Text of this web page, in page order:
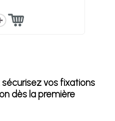
sécurisez vos fixations
dès la première